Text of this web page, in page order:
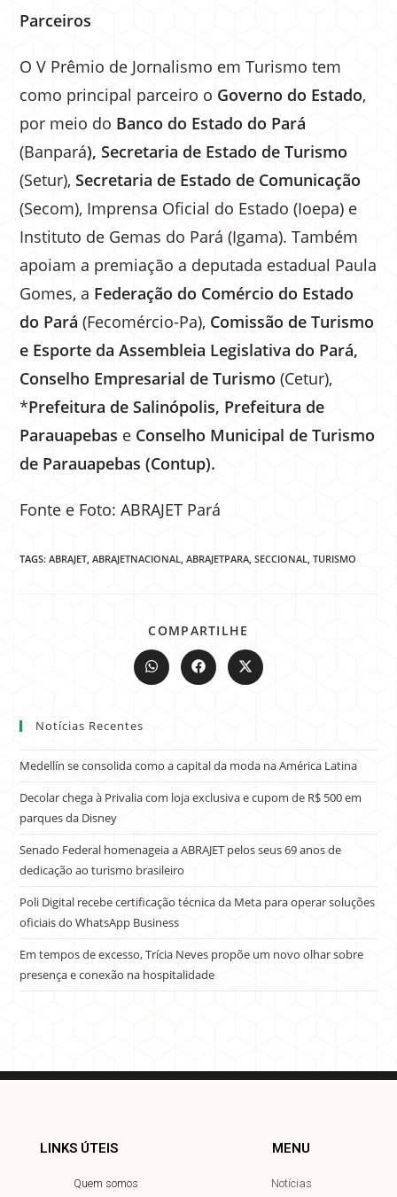
Parceiros
O V Prêmio de Jornalismo em Turismo tem
como principal parceiro o Governo do Estado,
por meio do Banco do Estado do Pará
(Banpará), Secretaria de Estado de Turismo
(Setur),Secretaria de Estado de Comunicação
(Secom), Imprensa Oficial do Estado (Ioepa) e
Instituto de Gemas do Pará (Igama). Também
apoiam a premiação a deputada estadual Paula
Gomes, a Federação do Comércio do Estado
do Pará (Fecomércio-Pa), Comissão de Turismo
e Esporte da Assembleia Legislativa do Pará,
Conselho Empresarial de Turismo (Cetur),
*Prefeitura de Salinópolis, Prefeitura de
Parauapebas e Conselho Municipal de Turismo
de Parauapebas (Contup).
Fonte e Foto: ABRAJET Pará
TAGS:ABRAJET, ABRAJETNACIONAL, ABRAJETPARA, SECCIONAL, TURISMO
COMPARTILHE
Notícias Recentes
Medellín se consolida como a capital da moda na América Latina
Decolar chega à Privalia com loja exclusiva e cupom de R$ 500 em
parques da Disney
Senado Federal homenageia a ABRAJET pelos seus 69 anos de
dedicação ao turismo brasileiro
Poli Digital recebe certificação técnica da Meta para operar soluções
oficiais do WhatsApp Business
Em tempos de excesso, Trícia Neves propõe um novo olhar sobre
presença e conexão na hospitalidade
LINKS ÚTEIS
Quem somos
MENU
Notícias